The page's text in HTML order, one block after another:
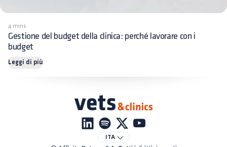
4 mins
Gestione del budget della clinica: perché lavorare con i
budget
Leggi di più
ITA